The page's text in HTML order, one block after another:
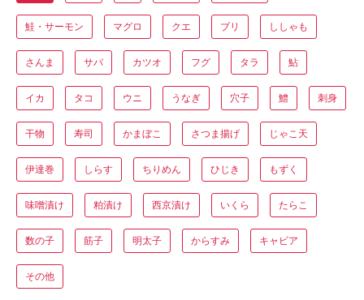
鮭・サーモン マグロ クエ ブリ ししゃも
さんま サバ カツオ フグ タラ 鮎
イカ タコ ウニ うなぎ 穴子 鱧 刺身
干物 寿司 かまぼこ さつま揚げ じゃこ天
伊達巻 しらす ちりめん ひじき もずく
味噌漬け 粕漬け 西京漬け いくら たらこ
数の子 筋子 明太子 からすみ キャビア
その他